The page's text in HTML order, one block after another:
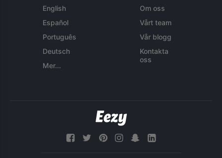
English
Español
Português
Deutsch
Mer...
Om oss
Vårt team
Vår blogg
Kontakta
oss